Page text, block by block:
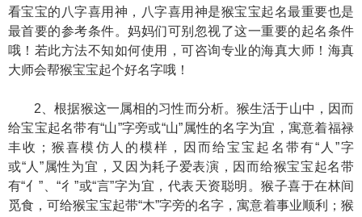
看宝宝的八字喜用神，八字喜用神是猴宝宝起名最重要也是
最首要的参考条件。妈妈们可别忽视了这一重要的起名条件
哦！若此方法不知如何使用，可咨询专业的海真大师！海真
大师会帮猴宝宝起个好名字哦！
2、根据猴这一属相的习性而分析。猴生活于山中，因而
给宝宝起名带有“山”字旁或“山”属性的名字为宜，寓意着福禄
丰收；猴喜模仿人的模样，因而给宝宝起名带有“人”字
或“人”属性为宜，又因为耗子爱表演，因而给猴宝宝起名带
有“亻”、“彳”或“言”字为宜，代表天资聪明。猴子喜于在林间
觅食，可给猴宝宝起带“木”字旁的名字，寓意着事业顺利；猴